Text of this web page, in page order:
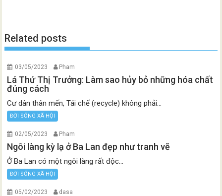
Related posts
03/05/2023 Pham
Lá Thứ Thị Trưởng: Làm sao hủy bỏ những hóa chất
đúng cách
Cư dân thân mến, Tái chế (recycle) không phải...
ĐỜI SỐNG XÃ HỘI
02/05/2023 Pham
Ngôi làng kỳ lạ ở Ba Lan đẹp như tranh vẽ
Ở Ba Lan có một ngôi làng rất độc...
ĐỜI SỐNG XÃ HỘI
05/02/2023 dasa